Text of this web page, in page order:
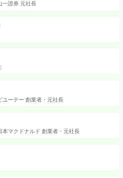
一證券 元社長
ユーテー 創業者・元社長
本マクドナルド 創業者・元社長